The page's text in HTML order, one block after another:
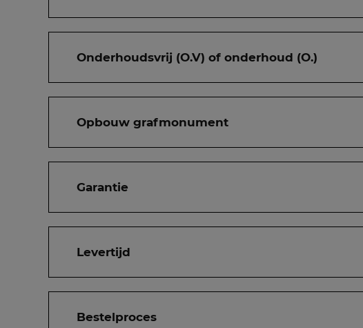
Onderhoudsvrij (O.V) of onderhoud (O.)
Opbouw grafmonument
Garantie
Levertijd
Bestelproces